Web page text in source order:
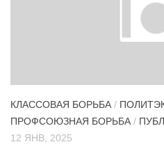
КЛАССОВАЯ БОРЬБА /
ПРОФСОЮЗНАЯ БОРЬБА /
12 ЯНВ, 2025